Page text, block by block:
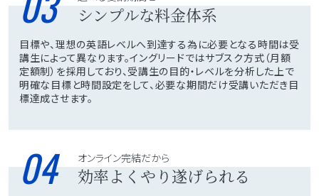
シンプルな料金体系
目標や、理想の英語レベルへ到達する為に必要となる時間は受
講生によって異なります。イングリードではサブスク方式（月額
定額制）を採用しており、受講生の目的・レベルを分析した上で
明確な目標と時間設定をして、必要な期間だけ受講いただき目
標達成させます。
04 オンライン完結だから
効率よくやり遂げられる